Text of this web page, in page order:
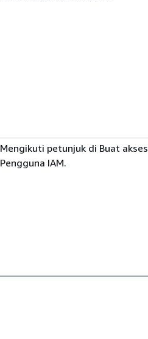
Mengikuti petunjuk di Buat
Pengguna IAM.